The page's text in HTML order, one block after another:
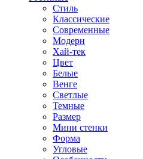
Стиль
Классические
Современные
Модерн
Хай-тек
Цвет
Белые
Венге
Светлые
Темные
Размер
Мини стенки
Форма
Угловые